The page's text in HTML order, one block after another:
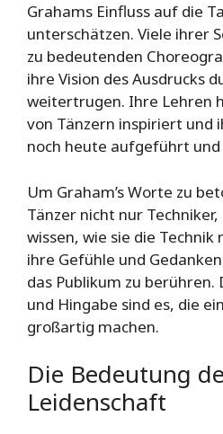
Grahams Einfluss auf die
unterschätzen. Viele ihrer
zu bedeutenden
ihre Vision des Ausdrucks
weitertrugen. Ihre Lehren
von Tänzern inspiriert und
noch heute aufgeführt
Um Graham’s Worte zu
Tänzer nicht nur
wissen, wie sie die
ihre Gefühle und
das Publikum zu berühren.
und Hingabe sind es, die
großartig machen.
Die Bedeutung
Leidenschaft